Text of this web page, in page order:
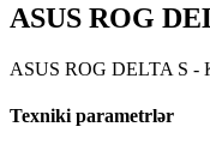
ASUS ROG
ASUS ROG DELTA S -
Texniki parametrlər